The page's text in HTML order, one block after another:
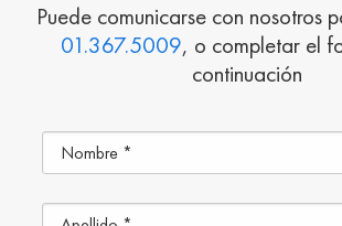
Puede comunicarse con nosotros
01.367.5009, o completar el
continuación